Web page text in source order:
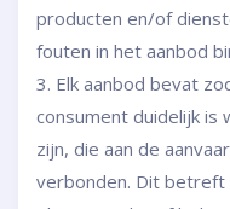
producten en/of
fouten in het aanbod
3. Elk aanbod bevat
consument duidelijk is
zijn, die aan de
verbonden. Dit betreft